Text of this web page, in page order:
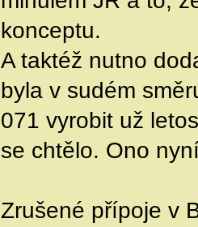
konceptu.
A taktéž nutno
byla v sudém
071 vyrobit už
se chtělo. Ono
Zrušené přípoje v